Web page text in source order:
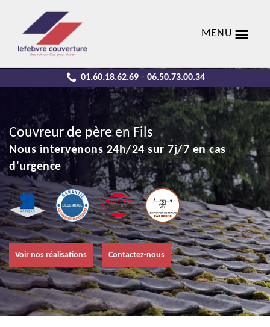
MENU
01.60.18.62.69 - 06.50.73.00.34
Couvreur de père en Fils
Nous intervenons 24h/24 sur 7j/7 en cas
d'urgence
Voir nos réalisations Contactez-nous